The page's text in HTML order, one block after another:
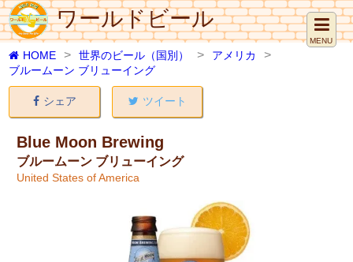
ワールドビール
MENU
HOME 世界のビール（国別）
アメリカ
ブルームーン ブリューイング
シェア ツイート
Blue Moon Brewing
ブルームーン ブリューイング
United States of America